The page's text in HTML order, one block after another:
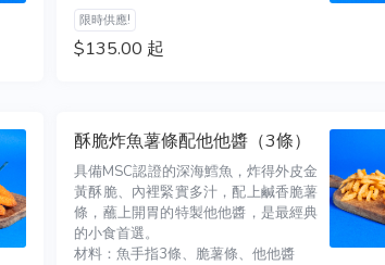
限時供應!
$135.00 起
酥脆炸魚薯條配他他醬（3條）
具備MSC認證的深海鱈魚，炸得外皮金
黃酥脆、內裡緊實多汁，配上鹹香脆薯
條，蘸上開胃的特製他他醬，是最經典
的小食首選。
材料：魚手指3條、脆薯條、他他醬